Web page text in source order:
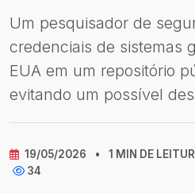
Um pesquisador de
credenciais de sistemas
EUA em um repositório
evitando um possível
19/05/2026 • 1 MIN DE
34